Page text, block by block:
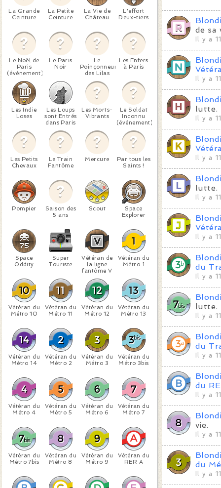
La Grande
Ceinture
La Petite
Ceinture
La Vie de
Château
L'effort
Deux-tiers
Le Noël de
Paris
(événement)
Le Paris
Noir
Le
Poinçonneur
des Lilas
Les Enfers
à Paris
Les Indie
Loses
Les Loups
sont Entrés
dans Paris
Les Morts-
Vibrants
Le Soldat
Inconnu
(événement)
Les Petits
Chevaux
Le Train
Fantôme
Mercure
Par tous les
Saints !
Pompier
Saison des
5 ans
Scout
Space
Explorer
Space
Oddity
Super
Touriste
Vétéran de
la ligne
fantôme V
Vétéran du
Métro 1
Vétéran du
Métro 10
Vétéran du
Métro 11
Vétéran du
Métro 12
Vétéran du
Métro 13
Vétéran du
Métro 14
Vétéran du
Métro 2
Vétéran du
Métro 3
Vétéran du
Métro 3bis
Vétéran du
Métro 4
Vétéran du
Métro 5
Vétéran du
Métro 6
Vétéran du
Métro 7
Vétéran du
Métro 7bis
Vétéran du
Métro 8
Vétéran du
Métro 9
Vétéran du
RER A
de sa
Il y a
Il y a
lutte.
Il y a
Il y a
lutte.
Il y a
Il y a
du
Il y a
lutte.
Il y a
du
Il y a
du
Il y a
vie.
Il y a
du
Il y a